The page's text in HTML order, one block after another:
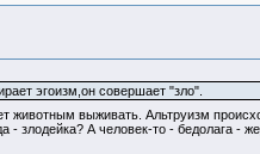
эгоизм,он совершает "зло".
животным выживать. Альтруизм
злодейка? А человек-то - бедолага -